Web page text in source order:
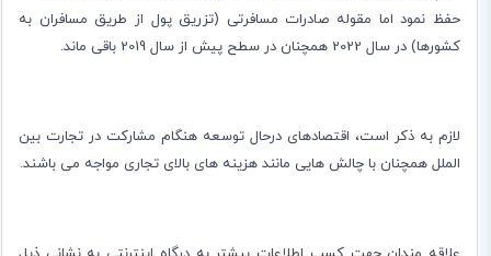
حفظ نمود اما مقوله صادرات مسافرتی (تزریق پول از طریق مسافران به
کشورها) در سال 2022 همچنان در سطح پیش از سال 2019 باقی ماند.
لازم به ذکر است، اقتصادهای درحال توسعه هنگام مشارکت در تجارت بین
الملل همچنان با چالش هایی مانند هزینه های بالای تجاری مواجه می باشند.